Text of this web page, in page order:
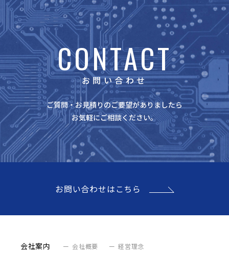
CONTACT
お問い合わせ
ご質問・お見積りのご要望がありましたら
お気軽にご相談ください。
お問い合わせはこちら
会社案内 会社概要 経営理念